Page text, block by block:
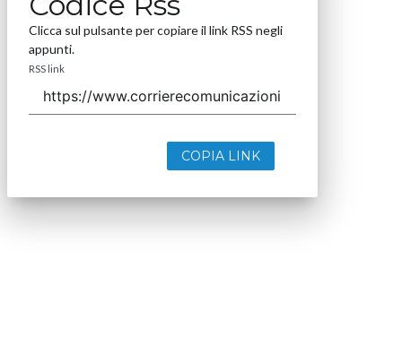
Clicca sul pulsante per copiare il link RSS negli
appunti.
RSS link
COPIA LINK